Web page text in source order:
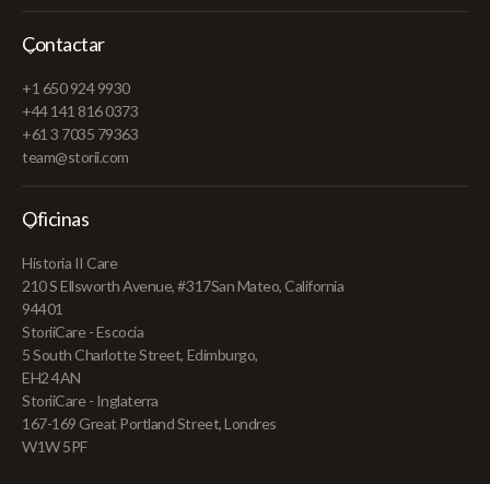
Contactar
+1 650 924 9930
+44 141 816 0373
+61 3 7035 79363
team@storii.com
Oficinas
Historia II Care
210 S Ellsworth Avenue, #317San Mateo, California
94401
StoriiCare - Escocia
5 South Charlotte Street, Edimburgo,
EH2 4AN
StoriiCare - Inglaterra
167-169 Great Portland Street, Londres
W1W 5PF